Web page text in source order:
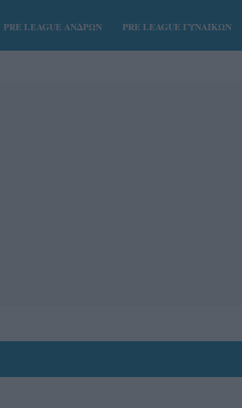
PRE LEAGUE ΑΝΔΡΩΝ PRE LEAGUE ΓΥΝΑΙΚΩΝ